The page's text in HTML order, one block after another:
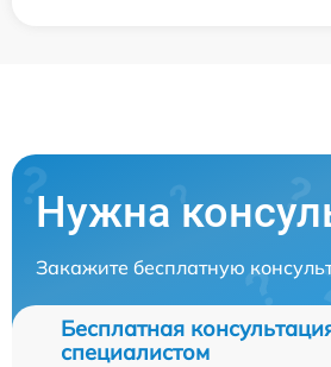
Нужна
Закажите бесплатную
Бесплатная
специалистом